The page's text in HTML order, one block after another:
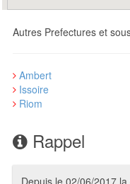
Autres Prefectures et
Ambert
Issoire
Riom
Rappel
Depuis le 02/06/2017